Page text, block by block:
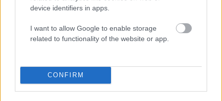
device identifiers in apps.
I want to allow Google to enable storage
related to functionality of the website or app.
CONFIRM
Kjøp nå
Prøv gratis